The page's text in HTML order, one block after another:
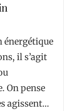
énergétique
il s’agit
On pense
agissent…